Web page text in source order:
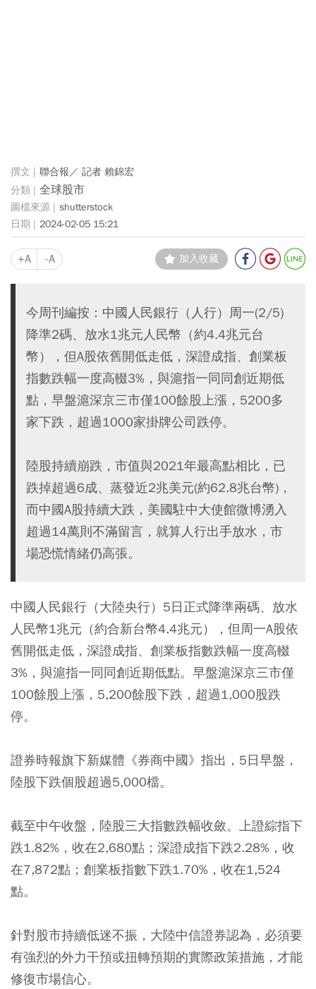
聯合報／ 記者 賴錦宏
全球股市
shutterstock
2024-02-05 15:21
+A -A 加入收藏
今周刊編按：中國人民銀行（人行）周一(2/5)
降準2碼、放水1兆元人民幣（約4.4兆元台
幣），但A股依舊開低走低，深證成指、創業板
指數跌幅一度高輟3%，與滬指一同同創近期低
點，早盤滬深京三市僅100餘股上漲，5200多
家下跌，超過1000家掛牌公司跌停。
陸股持續崩跌，市值與2021年最高點相比，已
跌掉超過6成、蒸發近2兆美元(約62.8兆台幣)，
而中國A股持續大跌，美國駐中大使館微博湧入
超過14萬則不滿留言，就算人行出手放水，市
場恐慌情緒仍高張。
中國人民銀行（大陸央行）5日正式降準兩碼、放水
人民幣1兆元（約合新台幣4.4兆元），但周一A股依
舊開低走低，深證成指、創業板指數跌幅一度高輟
3%，與滬指一同同創近期低點。早盤滬深京三市僅
100餘股上漲，5,200餘股下跌，超過1,000股跌
停。
證券時報旗下新媒體《券商中國》指出，5日早盤，
陸股下跌個股超過5,000檔。
截至中午收盤，陸股三大指數跌幅收斂。上證綜指下
跌1.82%，收在2,680點；深證成指下跌2.28%，收
在7,872點；創業板指數下跌1.70%，收在1,524
點。
針對股市持續低迷不振，大陸中信證券認為，必須要
有強烈的外力干預或扭轉預期的實際政策措施，才能
修復市場信心。